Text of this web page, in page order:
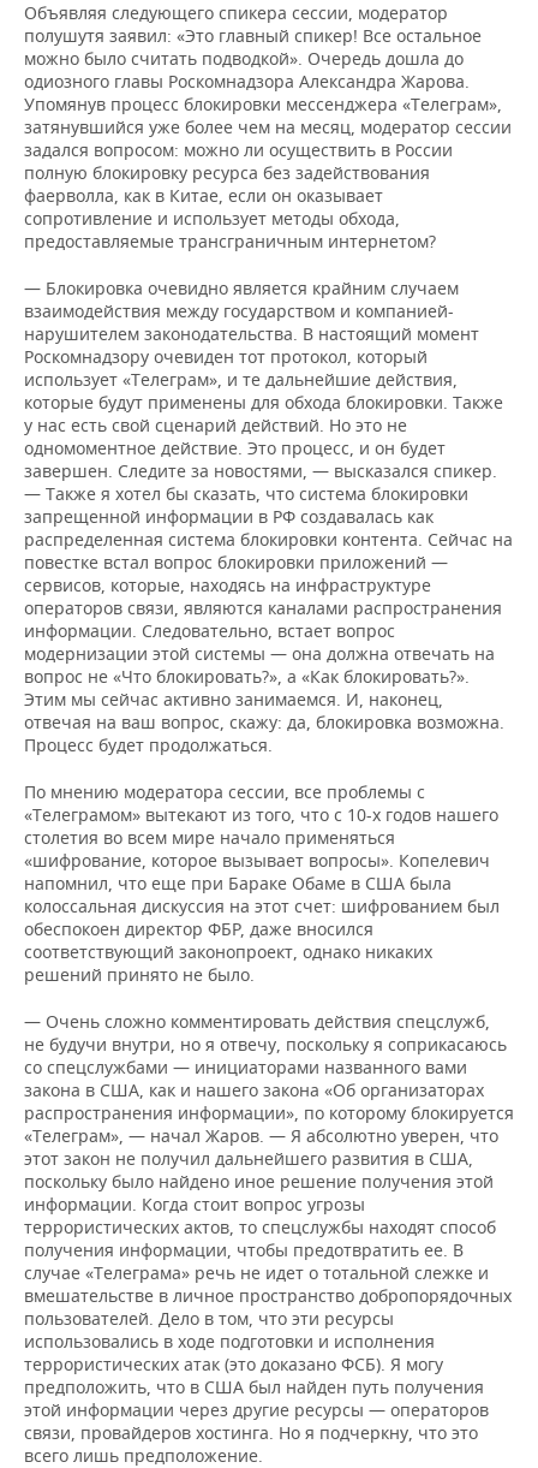
Объявляя следующего спикера сессии, модератор
полушутя заявил: «Это главный спикер! Все остальное
можно было считать подводкой». Очередь дошла до
одиозного главы Роскомнадзора Александра Жарова.
Упомянув процесс блокировки мессенджера «Телеграм»,
затянувшийся уже более чем на месяц, модератор сессии
задался вопросом: можно ли осуществить в России
полную блокировку ресурса без задействования
фаерволла, как в Китае, если он оказывает
сопротивление и использует методы обхода,
предоставляемые трансграничным интернетом?
— Блокировка очевидно является крайним случаем
взаимодействия между государством и компанией-
нарушителем законодательства. В настоящий момент
Роскомнадзору очевиден тот протокол, который
использует «Телеграм», и те дальнейшие действия,
которые будут применены для обхода блокировки. Также
у нас есть свой сценарий действий. Но это не
одномоментное действие. Это процесс, и он будет
завершен. Следите за новостями, — высказался спикер.
— Также я хотел бы сказать, что система блокировки
запрещенной информации в РФ создавалась как
распределенная система блокировки контента. Сейчас на
повестке встал вопрос блокировки приложений —
сервисов, которые, находясь на инфраструктуре
операторов связи, являются каналами распространения
информации. Следовательно, встает вопрос
модернизации этой системы — она должна отвечать на
вопрос не «Что блокировать?», а «Как блокировать?».
Этим мы сейчас активно занимаемся. И, наконец,
отвечая на ваш вопрос, скажу: да, блокировка возможна.
Процесс будет продолжаться.
По мнению модератора сессии, все проблемы с
«Телеграмом» вытекают из того, что с 10-х годов нашего
столетия во всем мире начало применяться
«шифрование, которое вызывает вопросы». Копелевич
напомнил, что еще при Бараке Обаме в США была
колоссальная дискуссия на этот счет: шифрованием был
обеспокоен директор ФБР, даже вносился
соответствующий законопроект, однако никаких
решений принято не было.
— Очень сложно комментировать действия спецслужб,
не будучи внутри, но я отвечу, поскольку я соприкасаюсь
со спецслужбами — инициаторами названного вами
закона в США, как и нашего закона «Об организаторах
распространения информации», по которому блокируется
«Телеграм», — начал Жаров. — Я абсолютно уверен, что
этот закон не получил дальнейшего развития в США,
поскольку было найдено иное решение получения этой
информации. Когда стоит вопрос угрозы
террористических актов, то спецслужбы находят способ
получения информации, чтобы предотвратить ее. В
случае «Телеграма» речь не идет о тотальной слежке и
вмешательстве в личное пространство добропорядочных
пользователей. Дело в том, что эти ресурсы
использовались в ходе подготовки и исполнения
террористических атак (это доказано ФСБ). Я могу
предположить, что в США был найден путь получения
этой информации через другие ресурсы — операторов
связи, провайдеров хостинга. Но я подчеркну, что это
всего лишь предположение.